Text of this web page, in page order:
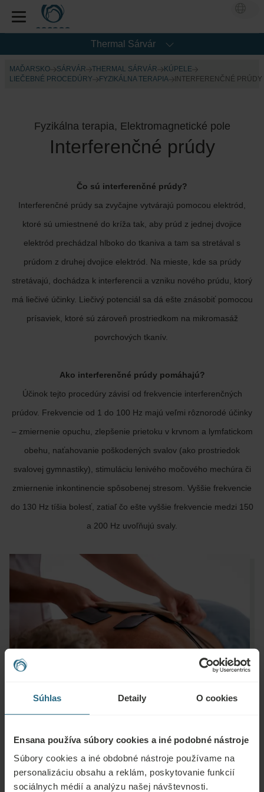
Súhlas Detaily O cookies
Ensana používa súbory cookies a iné podobné nástroje
Súbory cookies a iné obdobné nástroje používame na
personalizáciu obsahu a reklám, poskytovanie funkcií
sociálnych médií a analýzu našej návštevnosti.
Thermal Sárvár
MAĎARSKO SÁRVÁR THERMAL SÁRVÁR
KÚPELE
LIEČEBNÉ PROCEDÚRY
FYZIKÁLNA TERAPIA INTERFERENČNÉ PRÚDY
Fyzikálna terapia, Elektromagnetické pole
Interferenčné prúdy
Čo sú interferenčné prúdy?
Interferenčné prúdy sa zvyčajne vytvárajú pomocou elektród,
ktoré sú umiestnené do kríža tak, aby prúd z jednej dvojice
elektród prechádzal hlboko do tkaniva a tam sa stretával s
prúdom z druhej dvojice elektród. Na mieste, kde sa prúdy
stretávajú, dochádza k interferencii a vzniku nového prúdu, ktorý
má liečivé účinky. Liečivý potenciál sa dá ešte znásobiť pomocou
prísaviek, ktoré sú zároveň prostriedkom na mikromasáž
povrchových tkanív.
Ako interferenčné prúdy pomáhajú?
Účinok tejto procedúry závisí od frekvencie interferenčných
prúdov. Frekvencie od 1 do 100 Hz majú veľmi rôznorodé účinky
– zmiernenie opuchu, zlepšenie prietoku v krvnom a lymfatickom
obehu, naťahovanie poškodených svalov (ako prostriedok
svalovej gymnastiky), stimuláciu lenivého močového mechúra či
zmiernenie inkontinencie spôsobenej stresom. Vyššie frekvencie
do 130 Hz tíšia bolesť, zatiaľ čo ešte vyššie frekvencie medzi 150
a 200 Hz uvoľňujú svaly.
Otázky